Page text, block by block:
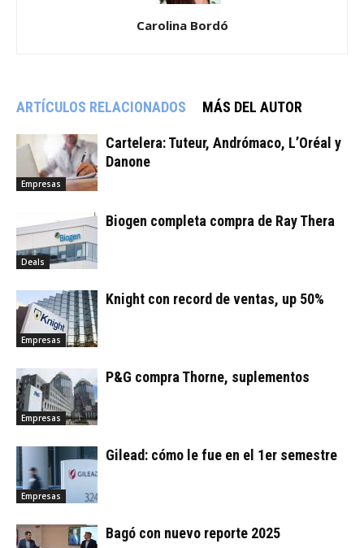
Carolina Bordó
ARTÍCULOS RELACIONADOS MÁS DEL AUTOR
Empresas
Cartelera: Tuteur, Andrómaco, L’Oréal y
Danone
Deals
Biogen completa compra de Ray Thera
Empresas
Knight con record de ventas, up 50%
Empresas
P&G compra Thorne, suplementos
Empresas
Gilead: cómo le fue en el 1er semestre
Bagó con nuevo reporte 2025